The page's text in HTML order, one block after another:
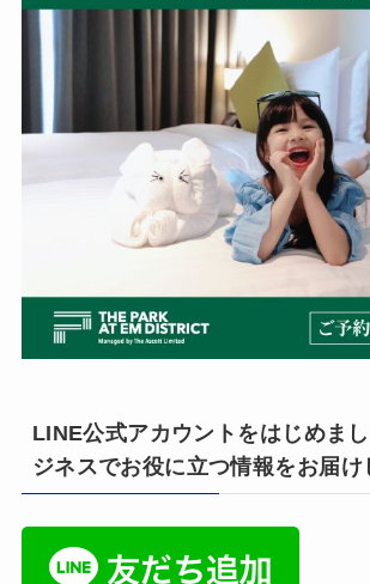
LINE公式アカウントをはじめま
ジネスでお役に立つ情報をお届け